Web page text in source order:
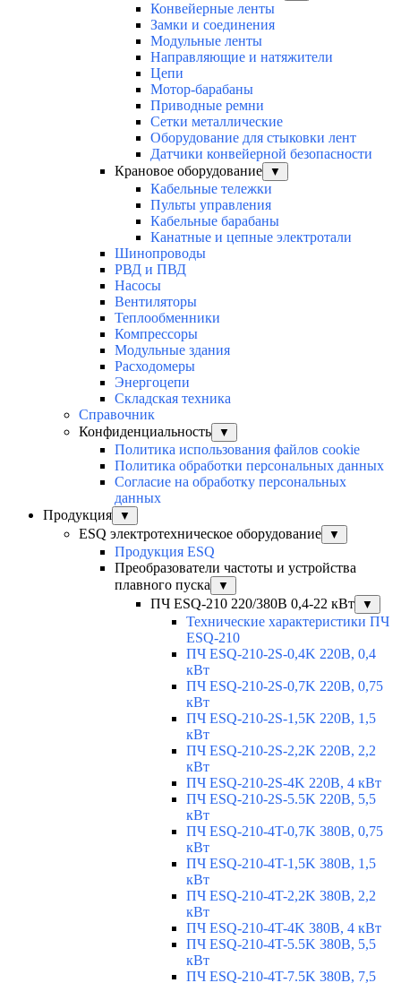
Конвейерные ленты
Замки и соединения
Модульные ленты
Направляющие и натяжители
Цепи
Мотор-барабаны
Приводные ремни
Сетки металлические
Оборудование для стыковки лент
Датчики конвейерной безопасности
Крановое оборудование
▼
Кабельные тележки
Пульты управления
Кабельные барабаны
Канатные и цепные электротали
Шинопроводы
РВД и ПВД
Насосы
Вентиляторы
Теплообменники
Компрессоры
Модульные здания
Расходомеры
Энергоцепи
Складская техника
Справочник
Конфиденциальность
▼
Политика использования файлов cookie
Политика обработки персональных данных
Согласие на обработку персональных
данных
Продукция
▼
ESQ электротехническое оборудование ▼
Продукция ESQ
Преобразователи частоты и устройства
плавного пуска
▼
ПЧ ESQ-210 220/380В 0,4-22 кВт ▼
Технические характеристики ПЧ
ESQ-210
ПЧ ESQ-210-2S-0,4K 220В, 0,4
кВт
ПЧ ESQ-210-2S-0,7K 220В, 0,75
кВт
ПЧ ESQ-210-2S-1,5K 220В, 1,5
кВт
ПЧ ESQ-210-2S-2,2K 220В, 2,2
кВт
ПЧ ESQ-210-2S-4K 220В, 4 кВт
ПЧ ESQ-210-2S-5.5K 220В, 5,5
кВт
ПЧ ESQ-210-4T-0,7K 380В, 0,75
кВт
ПЧ ESQ-210-4T-1,5K 380В, 1,5
кВт
ПЧ ESQ-210-4T-2,2K 380В, 2,2
кВт
ПЧ ESQ-210-4T-4K 380В, 4 кВт
ПЧ ESQ-210-4T-5.5K 380В, 5,5
кВт
ПЧ ESQ-210-4T-7.5K 380В, 7,5